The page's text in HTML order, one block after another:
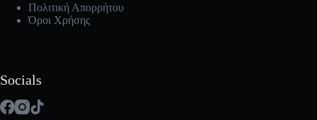
Πολιτική Απορρήτου
Όροι Χρήσης
Socials